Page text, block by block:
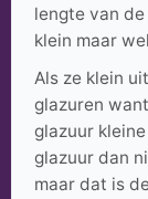
lengte van
klein maar
Als ze klein
glazuren
glazuur
glazuur dan
maar dat is